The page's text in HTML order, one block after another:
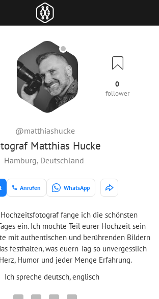
Matthias Hucke
@matthiashucke
0
follower
Hamburg, Deutschland
Anrufen WhatsApp
fange ich die schönsten
ein. Ich möchte Teil eurer Hochzeit sein
mit authentischen und berührenden Bildern
festhalten, was euern Tag so unvergesslich
Humor und jeder Menge Erfahrung.
Ich spreche deutsch, englisch